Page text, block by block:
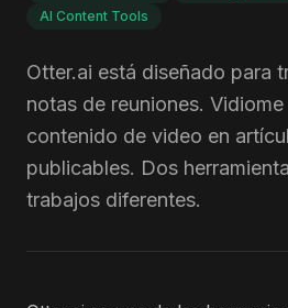
AI Content Tools
Otter.ai está diseñado para
notas de reuniones.
contenido de video en
publicables. Dos
trabajos diferentes.